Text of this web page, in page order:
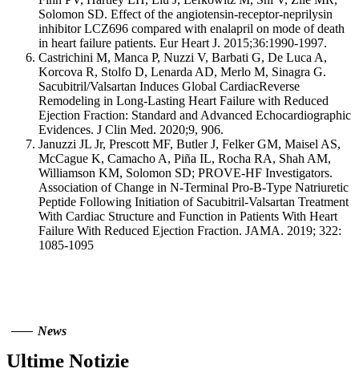
Solomon SD. Effect of the angiotensin-receptor-neprilysin
inhibitor LCZ696 compared with enalapril on mode of death
in heart failure patients. Eur Heart J. 2015;36:1990-1997.
Castrichini M, Manca P, Nuzzi V, Barbati G, De Luca A,
Korcova R, Stolfo D, Lenarda AD, Merlo M, Sinagra G.
Sacubitril/Valsartan Induces Global CardiacReverse
Remodeling in Long-Lasting Heart Failure with Reduced
Ejection Fraction: Standard and Advanced Echocardiographic
Evidences. J Clin Med. 2020;9, 906.
Januzzi JL Jr, Prescott MF, Butler J, Felker GM, Maisel AS,
McCague K, Camacho A, Piña IL, Rocha RA, Shah AM,
Williamson KM, Solomon SD; PROVE-HF Investigators.
Association of Change in N-Terminal Pro-B-Type Natriuretic
Peptide Following Initiation of Sacubitril-Valsartan Treatment
With Cardiac Structure and Function in Patients With Heart
Failure With Reduced Ejection Fraction. JAMA. 2019; 322:
1085-1095
News
Ultime Notizie